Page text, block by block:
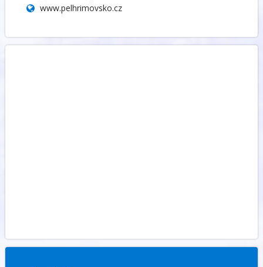
www.pelhrimovsko.cz